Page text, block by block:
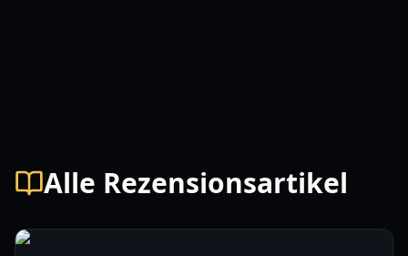
Alle Rezensionsartikel